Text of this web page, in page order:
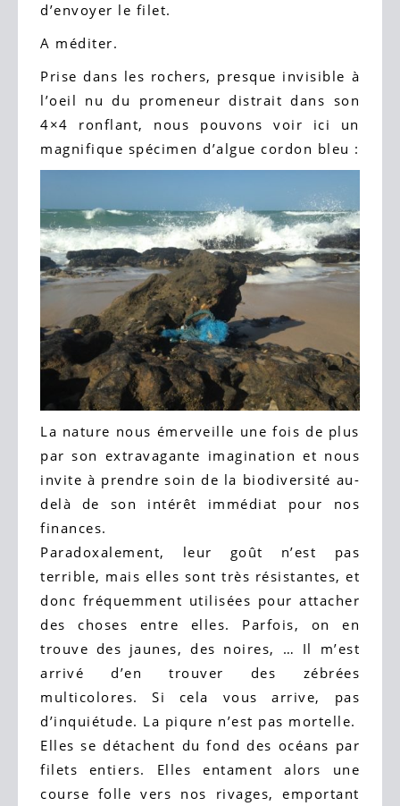
d’envoyer le filet.
A méditer.
Prise dans les rochers, presque invisible à
l’oeil nu du promeneur distrait dans son
4×4 ronflant, nous pouvons voir ici un
magnifique spécimen d’algue cordon bleu :
La nature nous émerveille une fois de plus
par son extravagante imagination et nous
invite à prendre soin de la biodiversité au-
delà de son intérêt immédiat pour nos
finances.
Paradoxalement, leur goût n’est pas
terrible, mais elles sont très résistantes, et
donc fréquemment utilisées pour attacher
des choses entre elles. Parfois, on en
trouve des jaunes, des noires, … Il m’est
arrivé d’en trouver des zébrées
multicolores. Si cela vous arrive, pas
d’inquiétude. La piqure n’est pas mortelle.
Elles se détachent du fond des océans par
filets entiers. Elles entament alors une
course folle vers nos rivages, emportant